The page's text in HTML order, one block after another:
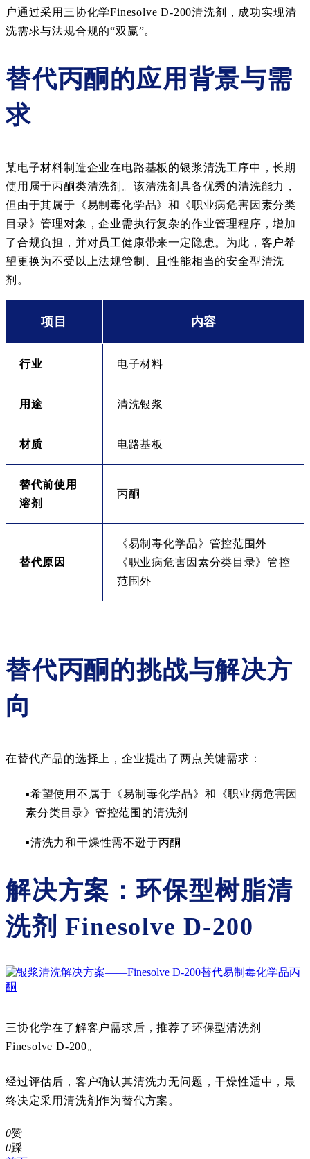
户通过采用三协化学Finesolve D-200清洗剂，成功实现清
洗需求与法规合规的“双赢”。
替代丙酮的应用背景与需
求
某电子材料制造企业在电路基板的银浆清洗工序中，长期
使用属于丙酮类清洗剂。该清洗剂具备优秀的清洗能力，
但由于其属于《易制毒化学品》和《职业病危害因素分类
目录》管理对象，企业需执行复杂的作业管理程序，增加
了合规负担，并对员工健康带来一定隐患。为此，客户希
望更换为不受以上法规管制、且性能相当的安全型清洗
剂。
项目 内容
行业 电子材料
用途 清洗银浆
材质 电路基板
替代前使用
溶剂
丙酮
替代原因
《易制毒化学品》管控范围外
《职业病危害因素分类目录》管控
范围外
替代丙酮的挑战与解决方
向
在替代产品的选择上，企业提出了两点关键需求：
▪希望使用不属于《易制毒化学品》和《职业病危害因
素分类目录》管控范围的清洗剂
▪清洗力和干燥性需不逊于丙酮
解决方案：环保型树脂清
洗剂 Finesolve D-200
三协化学在了解客户需求后，推荐了环保型清洗剂
Finesolve D-200。
经过评估后，客户确认其清洗力无问题，干燥性适中，最
终决定采用清洗剂作为替代方案。
0赞
0踩